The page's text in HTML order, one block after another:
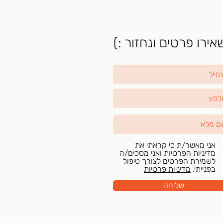
פרטים ונחזור :)
אני מאשר/ת כי קראתי את
מדיניות הפרטיות ואני מסכים/ה
לשמירת הפרטים לצורך טיפול
בפנייתי. מדיניות פרטיות
שליחה